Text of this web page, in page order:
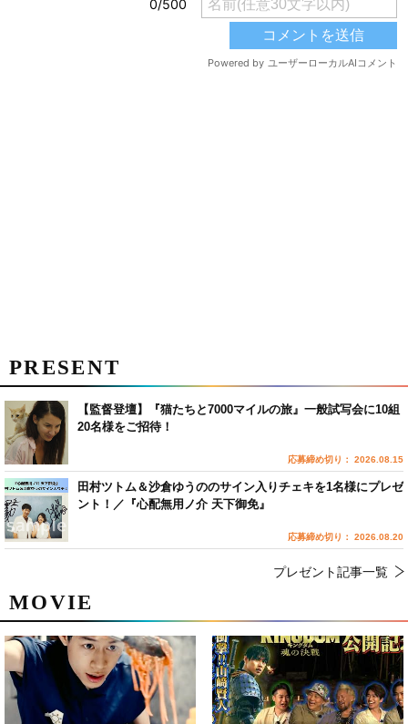
MOVIE
PRESENT
【監督登壇】『猫たちと7000マイルの旅』一般試写会に10組
20名様をご招待！
応募締め切り： 2026.08.15
田村ツトム＆沙倉ゆうののサイン入りチェキを1名様にプレゼ
ント！／『心配無用ノ介 天下御免』
応募締め切り： 2026.08.20
プレゼント記事一覧